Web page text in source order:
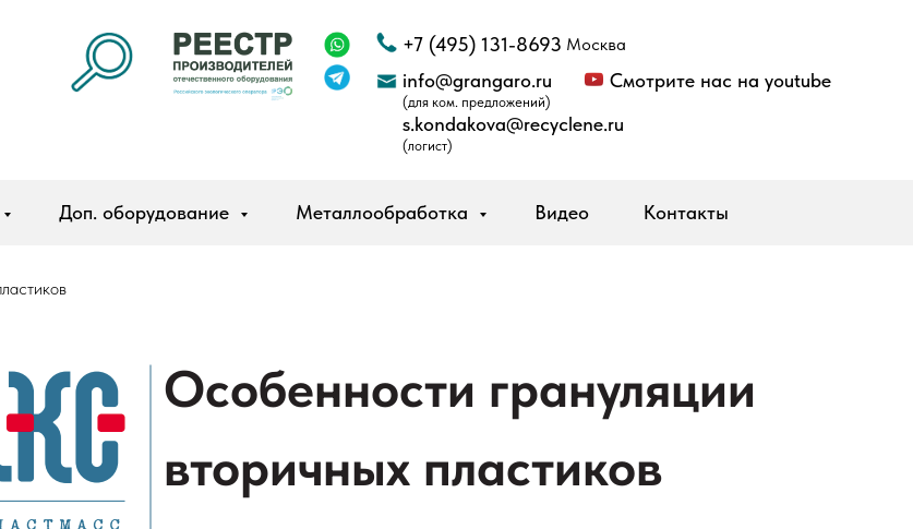
Смотрите нас на youtube
Москва
+7 (495) 131-8693
info@grangaro.ru
(для ком. предложений)
s.kondakova@recyclene.ru
(логист)
Доп. оборудование Металлообработка Видео Контакты
Особенности грануляции
вторичных пластиков